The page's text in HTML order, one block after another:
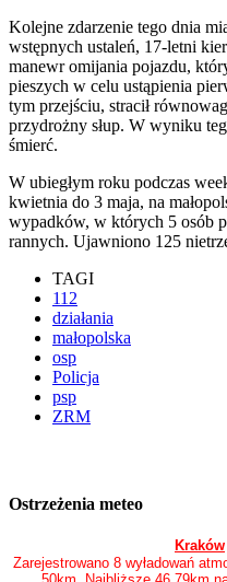
Kolejne zdarzenie tego dnia
wstępnych ustaleń, 17-letni
manewr omijania pojazdu,
pieszych w celu ustąpienia
tym przejściu, stracił
przydrożny słup. W wyniku
śmierć.
W ubiegłym roku podczas
kwietnia do 3 maja, na
wypadków, w których 5 osób
rannych. Ujawniono 125
TAGI
112
działania
małopolska
osp
Policja
psp
ZRM
Ostrzeżenia meteo
Kraków
Zarejestrowano 8 wyładowań